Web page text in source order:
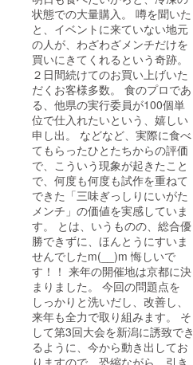
状態での大量購入。 噂を聞いた
と、イベントに来ていない地元
の人が、わざわざメンチだけを
買いにきてくれるという奇跡。
２日間続けてのお買い上げいた
だくお客様多数。 食のプロであ
る、他県の実行委員が100個単
位で仕入れたいという、嬉しい
申し出。 などなど、実際に食べ
てもらったひとたちからの評価
で、こういう現象が起きたこと
で、何度も何度も試作を重ねて
できた「三味ぎっしりにいがた
メンチ」の価値を実感していま
す。 とは、いうものの、総合優
勝できずに、ほんとうにすいま
せんでしたm(__)m 悔しいで
す！！ 来年の開催地は京都に決
まりました。 今回の問題点を
しっかりと洗いだし、改善し、
来年も全力で取り組みます。 そ
して第3回大会を新潟に誘致でき
るように、今から動き出してお